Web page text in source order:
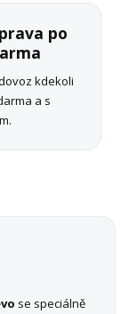
po
kdekoli
a s
se speciálně